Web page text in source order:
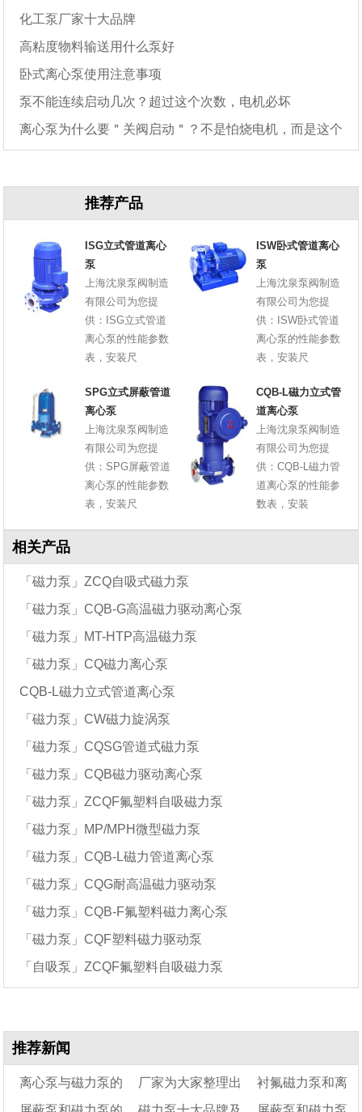
化工泵厂家十大品牌
高粘度物料输送用什么泵好
卧式离心泵使用注意事项
泵不能连续启动几次？超过这个次数，电机必坏
离心泵为什么要＂关阀启动＂？不是怕烧电机，而是这个
推荐产品
ISG立式管道离心
泵
上海沈泉泵阀制造
有限公司为您提
供：ISG立式管道
离心泵的性能参数
表，安装尺
ISW卧式管道离心
泵
上海沈泉泵阀制造
有限公司为您提
供：ISW卧式管道
离心泵的性能参数
表，安装尺
SPG立式屏蔽管道
离心泵
上海沈泉泵阀制造
有限公司为您提
供：SPG屏蔽管道
离心泵的性能参数
表，安装尺
CQB-L磁力立式管
道离心泵
上海沈泉泵阀制造
有限公司为您提
供：CQB-L磁力管
道离心泵的性能参
数表，安装
相关产品
「磁力泵」ZCQ自吸式磁力泵
「磁力泵」CQB-G高温磁力驱动离心泵
「磁力泵」MT-HTP高温磁力泵
「磁力泵」CQ磁力离心泵
CQB-L磁力立式管道离心泵
「磁力泵」CW磁力旋涡泵
「磁力泵」CQSG管道式磁力泵
「磁力泵」CQB磁力驱动离心泵
「磁力泵」ZCQF氟塑料自吸磁力泵
「磁力泵」MP/MPH微型磁力泵
「磁力泵」CQB-L磁力管道离心泵
「磁力泵」CQG耐高温磁力驱动泵
「磁力泵」CQB-F氟塑料磁力离心泵
「磁力泵」CQF塑料磁力驱动泵
「自吸泵」ZCQF氟塑料自吸磁力泵
推荐新闻
离心泵与磁力泵的 厂家为大家整理出 衬氟磁力泵和离